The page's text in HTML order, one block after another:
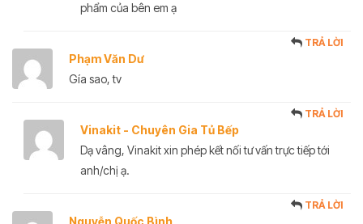
phẩm của bên em ạ
Phạm Văn Dư
TRẢ LỜI
Gía sao, tv
Vinakit - Chuyên Gia Tủ Bếp
TRẢ LỜI
Dạ vâng, Vinakit xin phép kết nối tư vấn trực tiếp tới
anh/chị ạ.
TRẢ LỜI